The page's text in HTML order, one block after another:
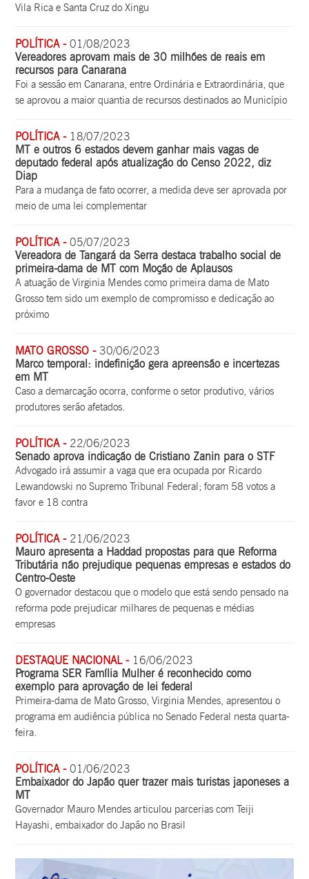
Vila Rica e Santa Cruz do Xingu
POLÍTICA -01/08/2023
Vereadores aprovam mais de 30 milhões de reais em
recursos para Canarana
Foi a sessão em Canarana, entre Ordinária e Extraordinária, que
se aprovou a maior quantia de recursos destinados ao Município
POLÍTICA - 18/07/2023
MT e outros 6 estados devem ganhar mais vagas de
deputado federal após atualização do Censo 2022, diz
Diap
Para a mudança de fato ocorrer, a medida deve ser aprovada por
meio de uma lei complementar
POLÍTICA -05/07/2023
Vereadora de Tangará da Serra destaca trabalho social de
primeira-dama de MT com Moção de Aplausos
A atuação de Virginia Mendes como primeira dama de Mato
Grosso tem sido um exemplo de compromisso e dedicação ao
próximo
MATO GROSSO -30/06/2023
Marco temporal: indefinição gera apreensão e incertezas
em MT
Caso a demarcação ocorra, conforme o setor produtivo, vários
produtores serão afetados.
POLÍTICA - 22/06/2023
Senado aprova indicação de Cristiano Zanin para o STF
Advogado irá assumir a vaga que era ocupada por Ricardo
Lewandowski no Supremo Tribunal Federal; foram 58 votos a
favor e 18 contra
POLÍTICA - 21/06/2023
Mauro apresenta a Haddad propostas para que Reforma
Tributária não prejudique pequenas empresas e estados do
Centro-Oeste
O governador destacou que o modelo que está sendo pensado na
reforma pode prejudicar milhares de pequenas e médias
empresas
DESTAQUE NACIONAL - 16/06/2023
Programa SER Família Mulher é reconhecido como
exemplo para aprovação de lei federal
Primeira-dama de Mato Grosso, Virginia Mendes, apresentou o
programa em audiência pública no Senado Federal nesta quarta-
feira.
POLÍTICA -01/06/2023
Embaixador do Japão quer trazer mais turistas japoneses a
MT
Governador Mauro Mendes articulou parcerias com Teiji
Hayashi, embaixador do Japão no Brasil